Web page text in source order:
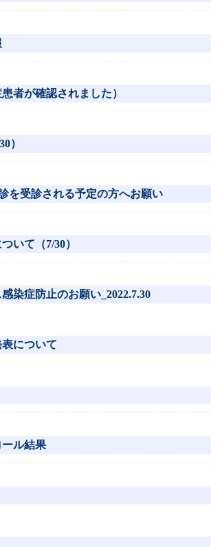
者が確認されました）
）
を受診される予定の方へお願い
いて（7/30）
染症防止のお願い_2022.7.30
について
ール結果